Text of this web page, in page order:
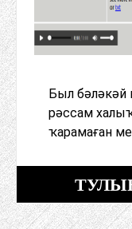
Был бәләкәй
рәссам
ҡарамаған